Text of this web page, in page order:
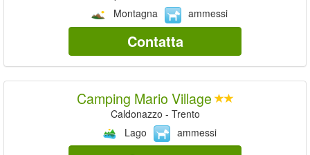
Montagna
ammessi
Contatta
Camping Mario Village
Caldonazzo - Trento
Lago
ammessi